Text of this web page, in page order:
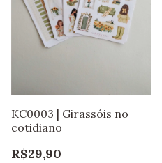
KC0003 | Girassóis no
cotidiano
R$29,90